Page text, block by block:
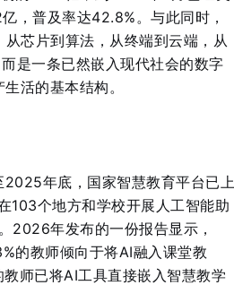
，普及率达42.8%。与此同时，
从芯片到算法，从终端到云端，从
是一条已然嵌入现代社会的数字
活的基本结构。
年底，国家智慧教育平台已上
103个地方和学校开展人工智能助
。2026年发布的一份报告显示，
的教师倾向于将AI融入课堂教
师已将AI工具直接嵌入智慧教学